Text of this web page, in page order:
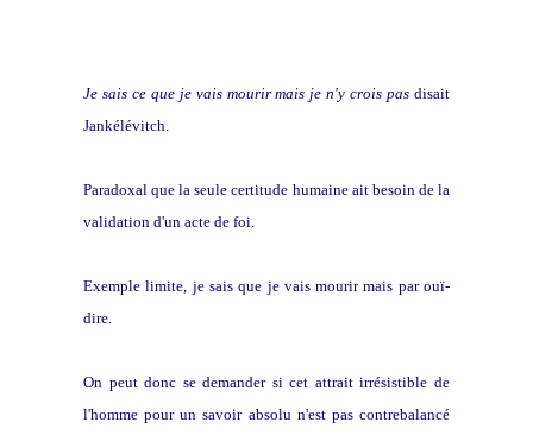
Je sais ce que je vais mourir mais je n'y crois pas disait
Jankélévitch.
Paradoxal que la seule certitude humaine ait besoin de la
validation d'un acte de foi.
Exemple limite, je sais que je vais mourir mais par ouï-
dire.
On peut donc se demander si cet attrait irrésistible de
l'homme pour un savoir absolu n'est pas contrebalancé